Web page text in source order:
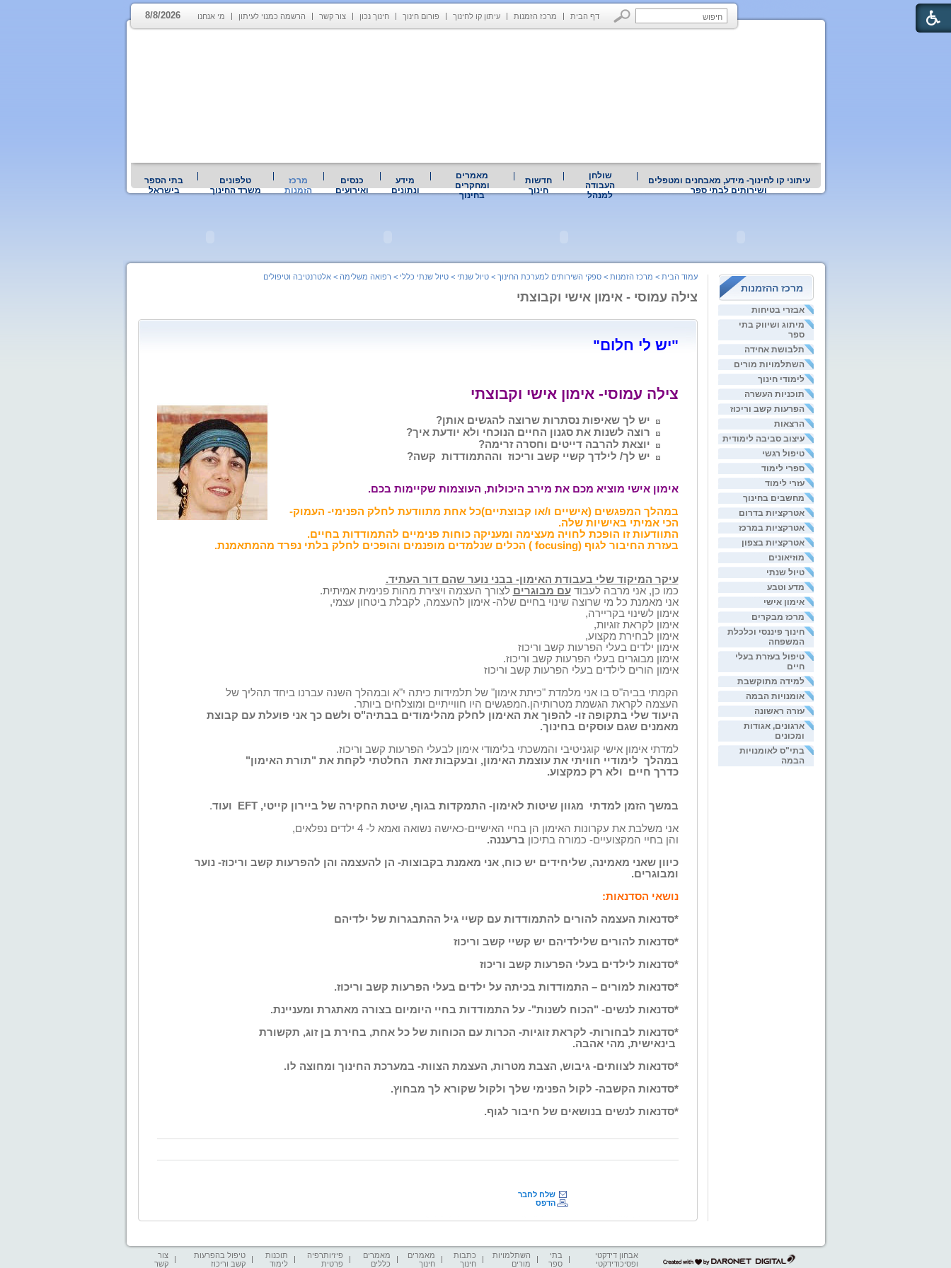
דף הבית מרכז הזמנות עיתון קו לחינוך פורום חינוך חינוך נכון צור קשר הרשמה כמנוי לעיתון מי אנחנו 8/8/2026
עיתוני קו לחינוך- מידע, מאבחנים ומטפלים
ושירותים לבתי ספר
שולחן
העבודה
למנהל
חדשות
חינוך
מאמרים
ומחקרים
בחינוך
מידע
ונתונים
כנסים
ואירועים
מרכז
הזמנות
טלפונים
משרד החינוך
בתי הספר
בישראל
מרכז ההזמנות
אבזרי בטיחות
מיתוג ושיווק בתי
ספר
תלבושת אחידה
השתלמויות מורים
לימודי חינוך
תוכניות העשרה
הפרעות קשב וריכוז
הרצאות
עיצוב סביבה לימודית
טיפול רגשי
ספרי לימוד
עזרי לימוד
מחשבים בחינוך
אטרקציות בדרום
אטרקציות במרכז
אטרקציות בצפון
מוזיאונים
טיול שנתי
מדע וטבע
אימון אישי
מרכז מבקרים
חינוך פיננסי וכלכלת
המשפחה
טיפול בעזרת בעלי
חיים
למידה מתוקשבת
אומנויות הבמה
עזרה ראשונה
ארגונים, אגודות
ומכונים
בתי"ס לאומנויות
הבמה
עמוד הבית > מרכז הזמנות > ספקי השירותים למערכת החינוך > טיול שנתי > טיול שנתי כללי > רפואה משלימה > אלטרנטיבה וטיפולים
צילה עמוסי - אימון אישי וקבוצתי
"יש לי חלום"
צילה עמוסי- אימון אישי וקבוצתי
יש לך שאיפות נסתרות שרוצה להגשים אותן?
רוצה לשנות את סגנון החיים הנוכחי ולא יודעת איך?
יוצאת להרבה דייטים וחסרה זרימה?
יש לך/ לילדך קשיי קשב וריכוז וההתמודדות קשה?
אימון אישי מוציא מכם את מירב היכולות, העוצמות שקיימות בכם.
במהלך המפגשים (אישיים ו/או קבוצתיים)כל אחת מתוודעת לחלק הפנימי- העמוק-
הכי אמיתי באישיות שלה.
התוודעות זו הופכת לחויה מעצימה ומעניקה כוחות פנימיים להתמודדות בחיים.
בעזרת החיבור לגוף (focusing ) הכלים שנלמדים מופנמים והופכים לחלק בלתי נפרד מהמתאמנת.
עיקר המיקוד שלי בעבודת האימון- בבני נוער שהם דור העתיד.
כמו כן, אני מרבה לעבודעם מבוגרים לצורך העצמה ויצירת מהות פנימית אמיתית.
אני מאמנת כל מי שרוצה שינוי בחיים שלה- אימון להעצמה, לקבלת ביטחון עצמי,
אימון לשינוי בקריירה,
אימון לקראת זוגיות,
אימון לבחירת מקצוע,
אימון ילדים בעלי הפרעות קשב וריכוז
אימון מבוגרים בעלי הפרעות קשב וריכוז.
אימון הורים לילדים בעלי הפרעות קשב וריכוז
הקמתי בביה"ס בו אני מלמדת "כיתת אימון" של תלמידות כיתה י"א ובמהלך השנה עברנו ביחד תהליך של
העצמה לקראת הגשמת מטרותיהן.המפגשים היו חווייתיים ומוצלחים ביותר.
היעוד שלי בתקופה זו- להפוך את האימון לחלק מהלימודים בבתיה"ס ולשם כך אני פועלת עם קבוצת
מאמנים שגם עוסקים בחינוך.
למדתי אימון אישי קוגניטיבי והמשכתי בלימודי אימון לבעלי הפרעות קשב וריכוז.
במהלך לימודיי חוויתי את עוצמת האימון, ובעקבות זאת החלטתי לקחת את "תורת האימון"
כדרך חיים
ולא רק כמקצוע.
במשך הזמן למדתי מגוון שיטות לאימון- התמקדות בגוף, שיטת החקירה של ביירון קייטי,EFT ועוד.
אני משלבת את עקרונות האימון הן בחיי האישיים-כאישה נשואה ואמא ל- 4 ילדים נפלאים,
והן בחיי המקצועיים- כמורה בתיכון ברעננה.
כיוון שאני מאמינה, שליחידים יש כוח, אני מאמנת בקבוצות- הן להעצמה והן להפרעות קשב וריכוז- נוער
ומבוגרים.
נושאי הסדנאות:
*סדנאות העצמה להורים להתמודדות עם קשיי גיל ההתבגרות של ילדיהם
*סדנאות להורים שלילדיהם יש קשיי קשב וריכוז
*סדנאות לילדים בעלי הפרעות קשב וריכוז
*סדנאות למורים – התמודדות בכיתה על ילדים בעלי הפרעות קשב וריכוז.
*סדנאות לנשים- "הכוח לשנות"- על התמודדות בחיי היומיום בצורה מאתגרת ומעניינת.
*סדנאות לבחורות- לקראת זוגיות- הכרות עם הכוחות של כל אחת, בחירת בן זוג, תקשורת
בינאישית, מהי אהבה.
*סדנאות לצוותים- גיבוש, הצבת מטרות, העצמת הצוות- במערכת החינוך ומחוצה לו.
*סדנאות הקשבה- לקול הפנימי שלך ולקול שקורא לך מבחוץ.
*סדנאות לנשים בנושאים של חיבור לגוף.
שלח לחבר
הדפס
דרונט
אבחון דידקטי
ופסיכודידקטי
בתי
ספר
השתלמויות
מורים
כתבות
חינוך
מאמרים
חינוך
מאמרים
כללים
פיזיותרפיה
פרטית
תוכנות
לימוד
טיפול בהפרעות
קשב וריכוז
צור
קשר